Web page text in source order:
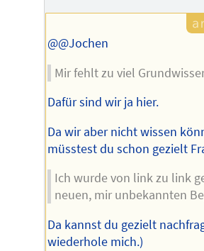
@@Jochen
Mir fehlt zu viel
Dafür sind wir ja hier.
Da wir aber nicht wissen
müsstest du schon gezielt
Ich wurde von link zu link
neuen, mir unbekannten
Da kannst du gezielt
wiederhole mich.)